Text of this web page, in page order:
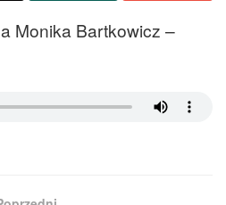
Monika Bartkowicz –